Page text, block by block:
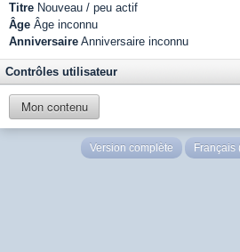
Titre Nouveau / peu actif
Âge Âge inconnu
Anniversaire Anniversaire inconnu
Contrôles utilisateur
Mon contenu
Version complète Français